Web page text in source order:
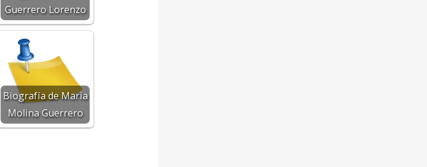
Guerrero Lorenzo
Biografía de Maria
Molina Guerrero